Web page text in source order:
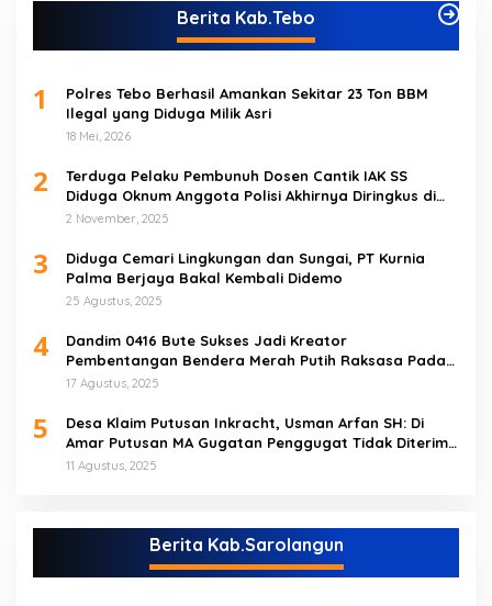
Berita Kab.Tebo
1
Polres Tebo Berhasil Amankan Sekitar 23 Ton BBM
Ilegal yang Diduga Milik Asri
18 Mei, 2026
2
Terduga Pelaku Pembunuh Dosen Cantik IAK SS
Diduga Oknum Anggota Polisi Akhirnya Diringkus di
Tebo Tengah
2 November, 2025
3
Diduga Cemari Lingkungan dan Sungai, PT Kurnia
Palma Berjaya Bakal Kembali Didemo
25 Agustus, 2025
4
Dandim 0416 Bute Sukses Jadi Kreator
Pembentangan Bendera Merah Putih Raksasa Pada
Peringatan HUT RI ke 80 di Tebo
17 Agustus, 2025
5
Desa Klaim Putusan Inkracht, Usman Arfan SH: Di
Amar Putusan MA Gugatan Penggugat Tidak Diterima
(NO)
11 Agustus, 2025
Berita Kab.Sarolangun